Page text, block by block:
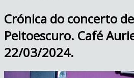
Crónica do concerto
Peitoescuro. Café
22/03/2024.